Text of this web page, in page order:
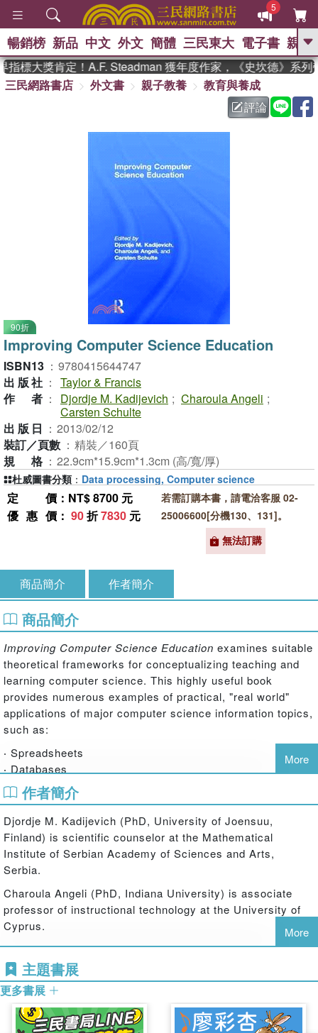
5
GO
熱搜： 東野圭吾 、 高希均教授回憶錄
父親節 、 花開錦
方念華 、 台灣的
李登輝時代 、 數學女孩：黎曼猜想
群喵 、 臺灣漫遊錄
暢銷榜 新品 中文 外文 簡體 三民東大 電子書 親子
標大獎肯定！A.F. Steadman 獲年度作家，《史坎德》系列
三民網路書店
外文書 親子教養
教育與養成
評論
90折
Improving Computer Science Education
ISBN13 ： 9780415644747
出版社 ： Taylor & Francis
作者 ： Djordje M. Kadijevich ; Charoula Angeli ;
Carsten Schulte
出版日 ： 2013/02/12
裝訂／頁數 ： 精裝／160頁
規格 ： 22.9cm*15.9cm*1.3cm (高/寬/厚)
定價 ：NT$ 8700 元
優惠價 ： 90折7830 元
若需訂購本書，請電洽客服 02-
25006600[分機130、131]。
無法訂購
杜威圖書分類 ： Data processing, Computer science
商品簡介 作者簡介
商品簡介
Improving Computer Science Education examines suitable
theoretical frameworks for conceptualizing teaching and
learning computer science. This highly useful book
provides numerous examples of practical, "real world"
applications of major computer science information topics,
such as:
‧ Spreadsheets
‧ Databases
‧ Programming
Each chapter concludes with a section that summarzies
recommendations for teacher professional development.
Traditionally, computer science education has been skills-
focused and disconnected from the reality students face
after they leave the classroom.
Science Educationmakes the subject matter useful and
meaningful by connecting it explicitly to students'
everyday lives.
More
作者簡介
Djordje M. Kadijevich (PhD, University of Joensuu,
Finland) is scientific counselor at the Mathematical
Institute of Serbian Academy of Sciences and Arts,
Serbia.
Charoula Angeli (PhD, Indiana University) is associate
professor of instructional technology at the University of
Cyprus.
Carsten Schulte (PhD, University of Paderborn, Germany)
is professor of computer science education research at
the Free University, Germany.
More
主題書展
更多書展